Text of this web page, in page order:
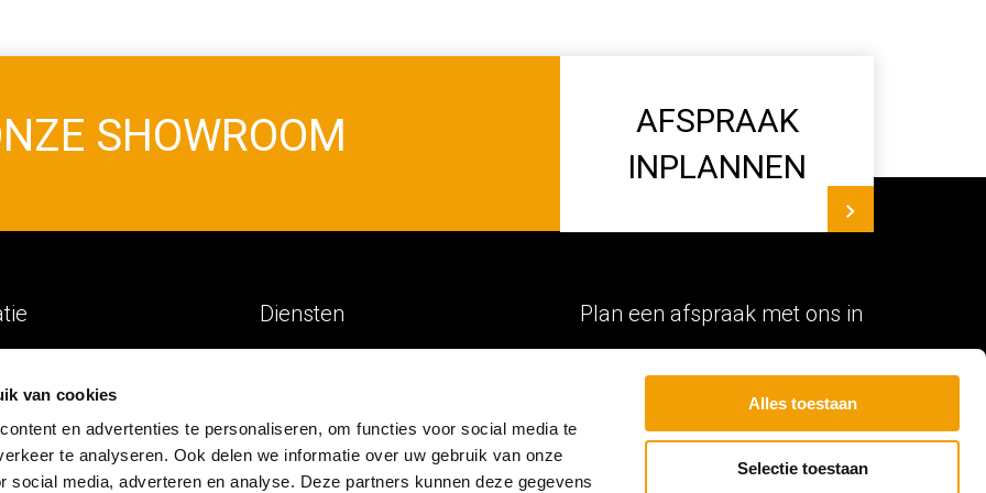
van cookies
en advertenties te personaliseren, om functies voor social media te
te analyseren. Ook delen we informatie over uw gebruik van onze
social media, adverteren en analyse. Deze partners kunnen deze gegevens
Alles toestaan
Selectie toestaan
SHOWROOM
AFSPRAAK
INPLANNEN
Diensten Plan een afspraak met ons in
Wil je de mogelijkheden vrijblijvend
met ons bespreken? Of wil je eens
langskomen in onze showroom? Plan
afspraak met ons in!